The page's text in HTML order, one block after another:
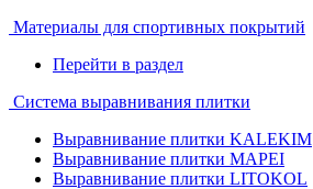
Материалы для спортивных покрытий
Перейти в раздел
Система выравнивания плитки
Выравнивание плитки KALEKIM
Выравнивание плитки MAPEI
Выравнивание плитки LITOKOL